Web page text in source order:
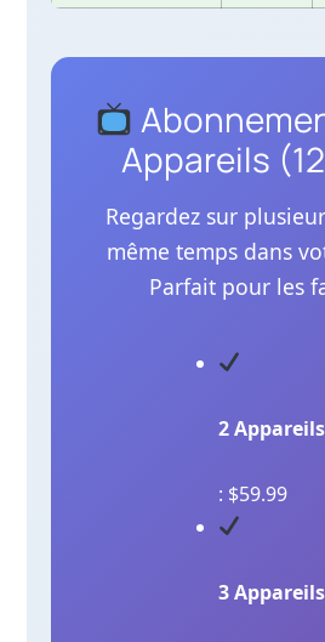
Appareils
Regardez sur
même temps dans
Parfait pour les
2 Appareils
: $59.99
3 Appareils